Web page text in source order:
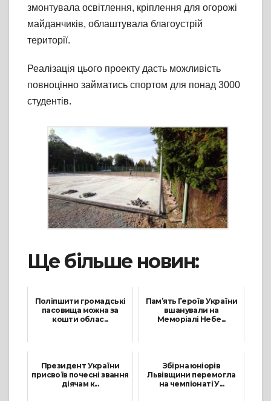
змонтувала освітлення, кріплення для огорожі
майданчиків, облаштувала благоустрій
території.
Реалізація цього проекту дасть можливість
повноцінно займатись спортом для понад 3000
студентів.
Ще більше новин:
Поліпшити громадські
пасовища можна за
кошти облас...
Пам’ять Героїв України
вшанували на
Меморіалі Небе...
Президент України
присвоїв почесні звання
діячам к...
Збірна юніорів
Львівщини перемогла
на чемпіонаті У...